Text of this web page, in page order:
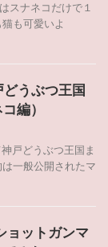
スナネコだけで１
も可愛いよ
うぶつ王国
編）
戸どうぶつ王国ま
一般公開されたマ
ョットガンマ